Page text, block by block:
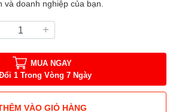
doanh nghiệp của bạn.
MUA NGAY
1 Trong Vòng 7 Ngày
VÀO GIỎ HÀNG